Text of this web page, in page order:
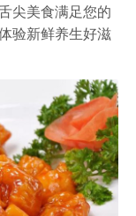
尖美食满足您的
验新鲜养生好滋